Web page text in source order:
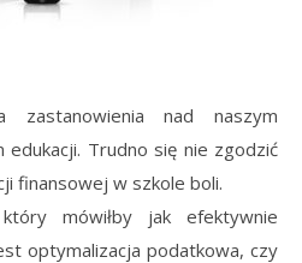
zastanowienia nad naszym
Trudno się nie zgodzić
finansowej w szkole boli.
mówiłby jak efektywnie
optymalizacja podatkowa, czy